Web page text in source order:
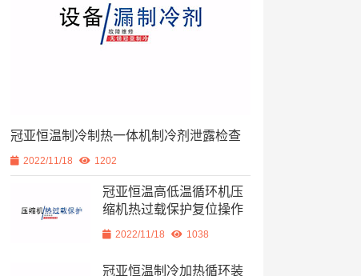
冠亚恒温制冷制热一体机制冷剂泄露检查
2022/11/18 1202
冠亚恒温高低温循环机压
缩机热过载保护复位操作
2022/11/18 1038
冠亚恒温制冷加热循环装